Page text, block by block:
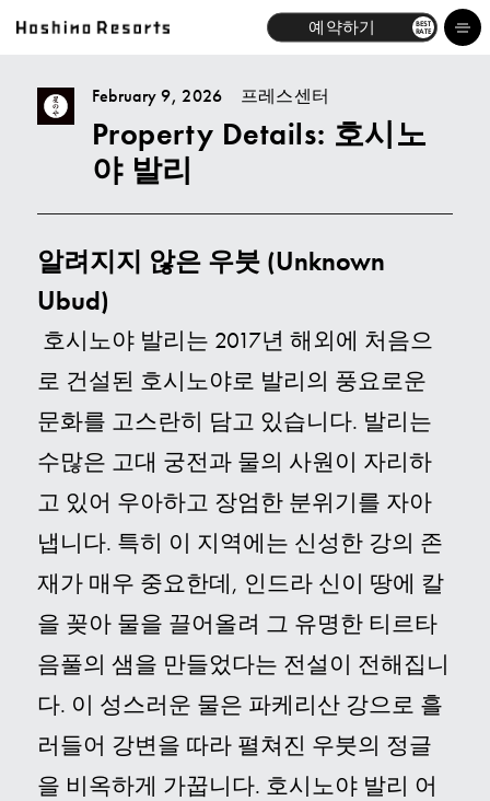
예약하기 BEST
RATE
호텔
액티비티
특집일람
기업소개
문의하기
February 9, 2026 프레스센터
Property Details: 호시노
야 발리
알려지지 않은 우붓 (Unknown
Ubud)
호시노야 발리는 2017년 해외에 처음으
로 건설된 호시노야로 발리의 풍요로운
문화를 고스란히 담고 있습니다. 발리는
수많은 고대 궁전과 물의 사원이 자리하
고 있어 우아하고 장엄한 분위기를 자아
냅니다. 특히 이 지역에는 신성한 강의 존
재가 매우 중요한데, 인드라 신이 땅에 칼
을 꽂아 물을 끌어올려 그 유명한 티르타
음풀의 샘을 만들었다는 전설이 전해집니
다. 이 성스러운 물은 파케리산 강으로 흘
러들어 강변을 따라 펼쳐진 우붓의 정글
을 비옥하게 가꿉니다. 호시노야 발리 어